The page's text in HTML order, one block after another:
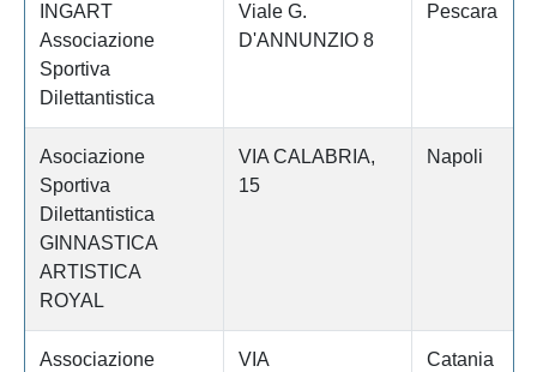
INGART
Associazione
Sportiva
Dilettantistica
Viale G.
D'ANNUNZIO 8
Pescara
Asociazione
Sportiva
Dilettantistica
GINNASTICA
ARTISTICA
ROYAL
VIA CALABRIA,
15
Napoli
Associazione
VIA
Catania